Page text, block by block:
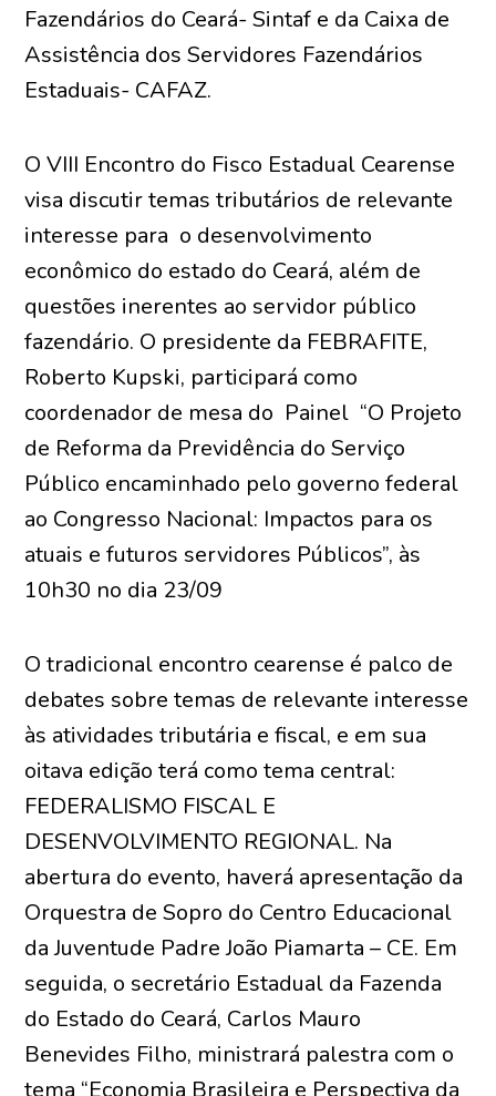
Fazendários do Ceará- Sintaf e da Caixa de
Assistência dos Servidores Fazendários
Estaduais- CAFAZ.
O VIII Encontro do Fisco Estadual Cearense
visa discutir temas tributários de relevante
interesse para o desenvolvimento
econômico do estado do Ceará, além de
questões inerentes ao servidor público
fazendário. O presidente da FEBRAFITE,
Roberto Kupski, participará como
coordenador de mesa do Painel “O Projeto
de Reforma da Previdência do Serviço
Público encaminhado pelo governo federal
ao Congresso Nacional: Impactos para os
atuais e futuros servidores Públicos”, às
10h30 no dia 23/09
O tradicional encontro cearense é palco de
debates sobre temas de relevante interesse
às atividades tributária e fiscal, e em sua
oitava edição terá como tema central:
FEDERALISMO FISCAL E
DESENVOLVIMENTO REGIONAL. Na
abertura do evento, haverá apresentação da
Orquestra de Sopro do Centro Educacional
da Juventude Padre João Piamarta – CE. Em
seguida, o secretário Estadual da Fazenda
do Estado do Ceará, Carlos Mauro
Benevides Filho, ministrará palestra com o
tema “Economia Brasileira e Perspectiva da